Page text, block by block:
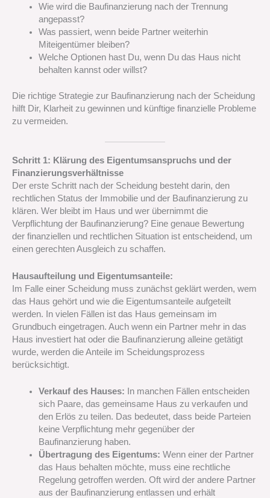
Wie wird die Baufinanzierung nach der Trennung
angepasst?
Was passiert, wenn beide Partner weiterhin
Miteigentümer bleiben?
Welche Optionen hast Du, wenn Du das Haus nicht
behalten kannst oder willst?
Die richtige Strategie zur Baufinanzierung nach der Scheidung
hilft Dir, Klarheit zu gewinnen und künftige finanzielle Probleme
zu vermeiden.
Schritt 1: Klärung des Eigentumsanspruchs und der
Finanzierungsverhältnisse
Der erste Schritt nach der Scheidung besteht darin, den
rechtlichen Status der Immobilie und der Baufinanzierung zu
klären. Wer bleibt im Haus und wer übernimmt die
Verpflichtung der Baufinanzierung? Eine genaue Bewertung
der finanziellen und rechtlichen Situation ist entscheidend, um
einen gerechten Ausgleich zu schaffen.
Hausaufteilung und Eigentumsanteile:
Im Falle einer Scheidung muss zunächst geklärt werden, wem
das Haus gehört und wie die Eigentumsanteile aufgeteilt
werden. In vielen Fällen ist das Haus gemeinsam im
Grundbuch eingetragen. Auch wenn ein Partner mehr in das
Haus investiert hat oder die Baufinanzierung alleine getätigt
wurde, werden die Anteile im Scheidungsprozess
berücksichtigt.
Verkauf des Hauses: In manchen Fällen entscheiden
sich Paare, das gemeinsame Haus zu verkaufen und
den Erlös zu teilen. Das bedeutet, dass beide Parteien
keine Verpflichtung mehr gegenüber der
Baufinanzierung haben.
Übertragung des Eigentums: Wenn einer der Partner
das Haus behalten möchte, muss eine rechtliche
Regelung getroffen werden. Oft wird der andere Partner
aus der Baufinanzierung entlassen und erhält